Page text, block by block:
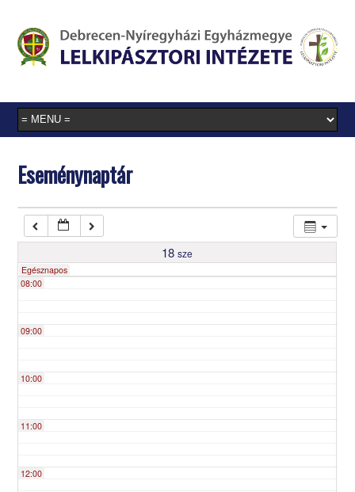
Eseménynaptár
18 sze
Egésznapos
03:00
05:00
07:00
08:00
09:00
10:00
11:00
12:00